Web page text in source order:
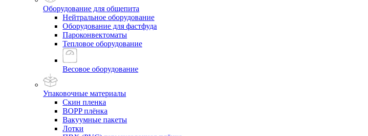
Оборудование для общепита
Нейтральное оборудование
Оборудование для фастфуда
Пароконвектоматы
Тепловое оборудование
Весовое оборудование
Упаковочные материалы
Скин пленка
BOPP плёнка
Вакуумные пакеты
Лотки